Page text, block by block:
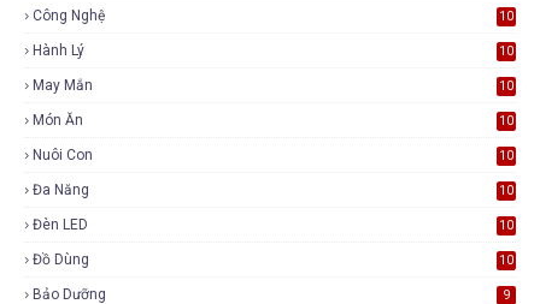
Công Nghệ 10
Hành Lý 10
May Mắn 10
Món Ăn 10
Nuôi Con 10
Đa Năng 10
Đèn LED 10
Đồ Dùng 10
Bảo Dưỡng 9